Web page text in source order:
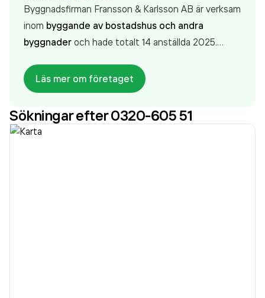
Byggnadsfirman Fransson & Karlsson AB är verksam
inom byggande av bostadshus och andra
byggnader och hade totalt 14 anställda 2025.
Bolaget är ett aktiebolag som varit aktivt sedan
1972. Byggnadsfirman Fransson & Karlsson AB
omsatte 23 837 000,00 krsenaste
räkenskapsåret (2025).
Läs mer om företaget
Sökningar efter 0320-605 51